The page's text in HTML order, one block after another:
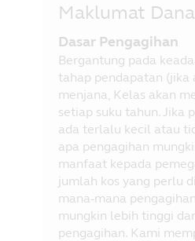
Maklumat Dana
Dasar Pengagihan
Bergantung pada
tahap pendapatan (jika
menjana, Kelas akan
setiap suku tahun. Jika
ada terlalu kecil atau
apa pengagihan
manfaat kepada
jumlah kos yang perlu
mana-mana
mungkin lebih tinggi
pengagihan. Kami